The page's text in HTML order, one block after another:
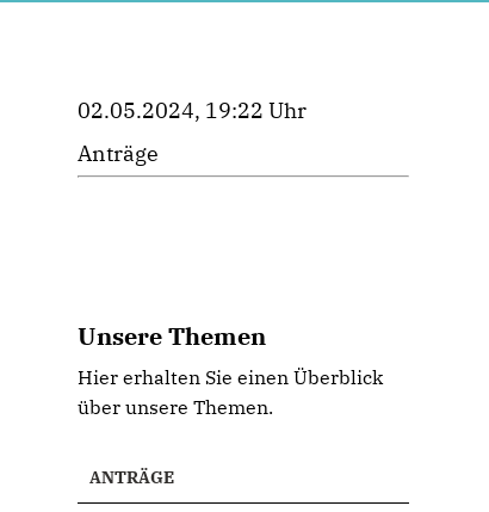
02.05.2024, 19:22 Uhr
Anträge
Unsere Themen
Hier erhalten Sie einen Überblick
über unsere Themen.
ANTRÄGE